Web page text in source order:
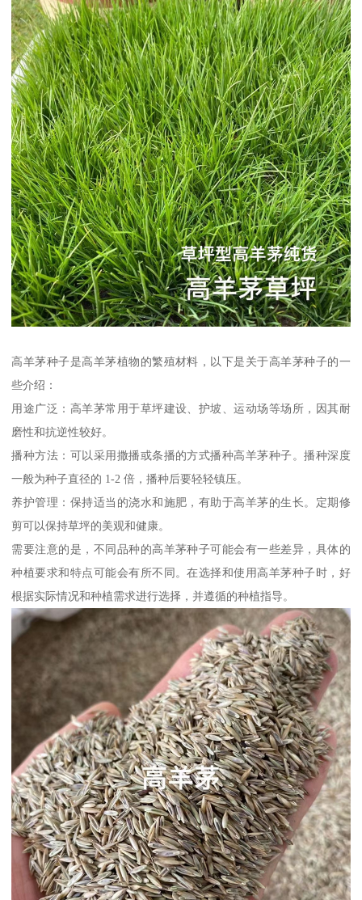
高羊茅种子是高羊茅植物的繁殖材料，以下是关于高羊茅种子的一
些介绍：
用途广泛：高羊茅常用于草坪建设、护坡、运动场等场所，因其耐
磨性和抗逆性较好。
播种方法：可以采用撒播或条播的方式播种高羊茅种子。播种深度
一般为种子直径的 1-2 倍，播种后要轻轻镇压。
养护管理：保持适当的浇水和施肥，有助于高羊茅的生长。定期修
剪可以保持草坪的美观和健康。
需要注意的是，不同品种的高羊茅种子可能会有一些差异，具体的
种植要求和特点可能会有所不同。在选择和使用高羊茅种子时，好
根据实际情况和种植需求进行选择，并遵循的种植指导。